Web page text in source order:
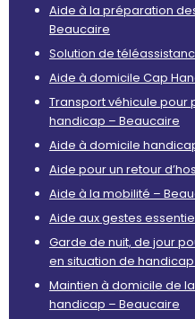
Aide à la préparation
Beaucaire
Solution de
Aide à domicile Cap
Transport véhicule pour
handicap – Beaucaire
Aide à domicile
Aide pour un retour
Aide à la mobilité –
Aide aux gestes
Garde de nuit, de jour
en situation de
Maintien à domicile de
handicap – Beaucaire